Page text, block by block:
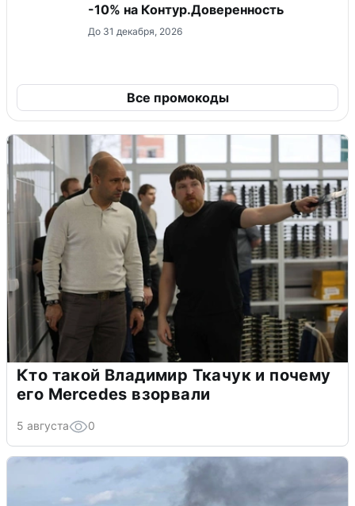
-10% на Контур.Доверенность
До 31 декабря, 2026
Все промокоды
Кто такой Владимир Ткачук и почему
его Mercedes взорвали
5 августа 0